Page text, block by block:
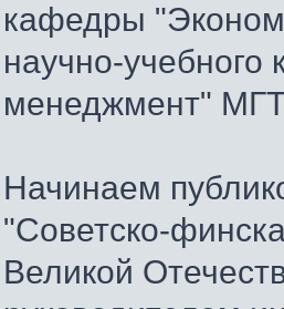
кафедры
научно-
менеджмент"
Начинаем
"Советско-
Великой